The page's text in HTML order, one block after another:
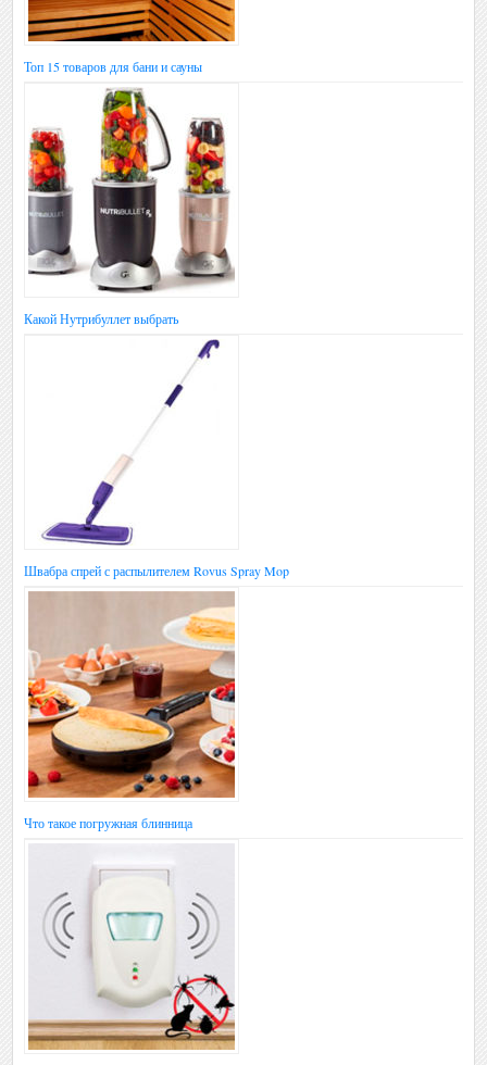
Топ 15 товаров для бани и сауны
Какой Нутрибуллет выбрать
Швабра спрей с распылителем Rovus Spray Mop
Что такое погружная блинница